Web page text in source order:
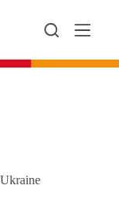
Ukraine